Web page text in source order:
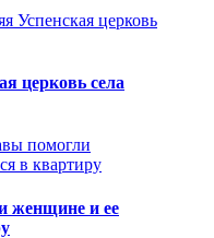
церковь села
женщине и ее